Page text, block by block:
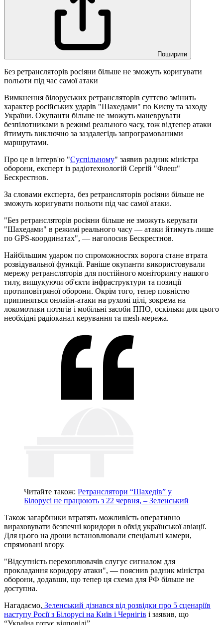
Поширити
Без ретрансляторів росіяни більше не зможуть коригувати
польоти під час самої атаки
Вимкнення білоруських ретрансляторів суттєво змінить
характер російських ударів "Шахедами" по Києву та заходу
України. Окупанти більше не зможуть маневрувати
безпілотниками в режимі реального часу, тож відтепер атаки
йтимуть виключно за заздалегідь запрограмованими
маршрутами.
Про це в інтерв'ю "Суспільному" заявив радник міністра
оборони, експерт із радіотехнологій Сергій "Флеш"
Бескрестнов.
За словами експерта, без ретрансляторів росіяни більше не
зможуть коригувати польоти під час самої атаки.
"Без ретрансляторів росіяни більше не зможуть керувати
"Шахедами" в режимі реального часу — атаки йтимуть лише
по GPS-координатах", — наголосив Бескрестнов.
Найбільшим ударом по спроможностях ворога стане втрата
розвідувальної функції. Раніше окупанти використовували
мережу ретрансляторів для постійного моніторингу нашого
тилу, вишукуючи об'єкти інфраструктури та позиції
протиповітряної оборони. Окрім того, тепер повністю
припиняться онлайн-атаки на рухомі цілі, зокрема на
локомотиви потягів і мобільні засоби ППО, оскільки для цього
необхідні радіоканал керування та mesh-мережа.
Читайте також: Ретранслятори “Шахедів” у
Білорусі не працюють з 22 червня, – Зеленський
Також загарбники втратять можливість оперативно
вираховувати безпечні коридори в обхід української авіації.
Для цього на дрони встановлювали спеціальні камери,
спрямовані вгору.
"Відсутність перехоплювачів слугує сигналом для
прокладання коридору атаки", — пояснив радник міністра
оборони, додавши, що тепер ця схема для РФ більше не
доступна.
Нагадаємо, Зеленський дізнався від розвідки про 5 сценаріїв
наступу Росії з Білорусі на Київ і Чернігів і заявив, що